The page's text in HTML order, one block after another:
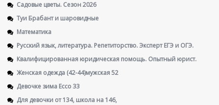
Садовые цветы. Сезон 2026
Туи Брабант и шаровидные
Математика
Русский язык, литература. Репетиторство. Эксперт ЕГЭ и ОГЭ.
Квалифицированная юридическая помощь. Опытный юрист.
Женская одежда (42-44)мужская 52
Девочке зима Ecco 33
Для девочки от 134, школа на 146,